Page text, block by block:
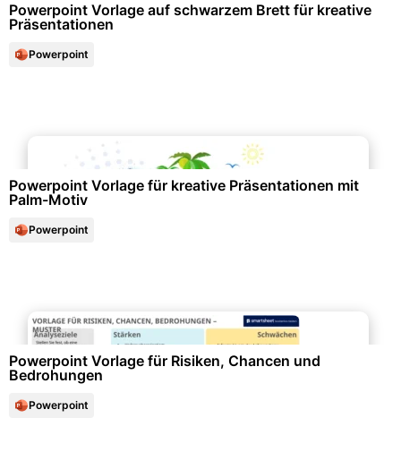
Powerpoint Vorlage auf schwarzem Brett für kreative
Präsentationen
Powerpoint
Powerpoint Vorlage für kreative Präsentationen mit
Palm-Motiv
Powerpoint
Powerpoint Vorlage für Risiken, Chancen und
Bedrohungen
Powerpoint